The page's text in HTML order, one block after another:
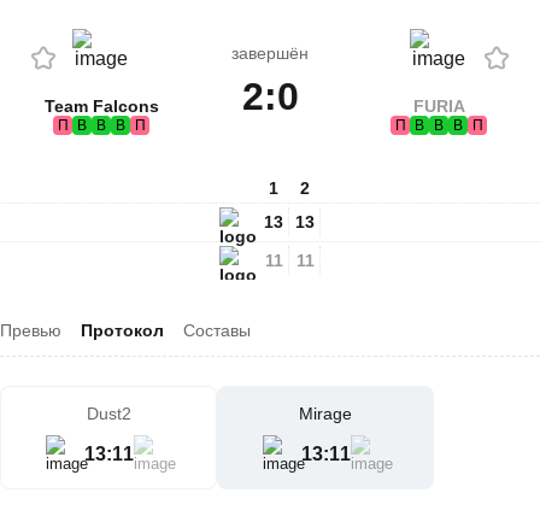
Team Falcons
П В В В П
завершён
2:0 FURIA
П В В В П
1
13
11
2
13
11
Превью Протокол Составы
Dust2
13:11
Mirage
13:11